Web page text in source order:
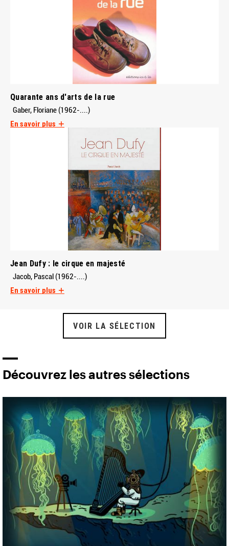
Quarante ans d'arts de la rue
Gaber, Floriane (1962-....)
En savoir plus
Jean Dufy : le cirque en majesté
Jacob, Pascal (1962-....)
En savoir plus
VOIR LA SÉLECTION
Découvrez les autres sélections